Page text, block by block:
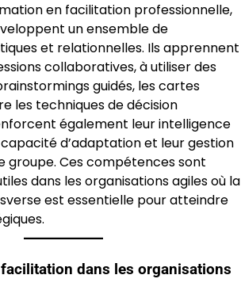
en facilitation professionnelle,
un ensemble de
et relationnelles. Ils apprennent
collaboratives, à utiliser des
guidés, les cartes
les techniques de décision
également leur intelligence
d’adaptation et leur gestion
groupe. Ces compétences sont
dans les organisations agiles où la
est essentielle pour atteindre
facilitation dans les organisations